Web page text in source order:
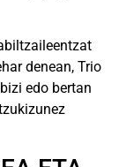
denean, Trio
edo bertan